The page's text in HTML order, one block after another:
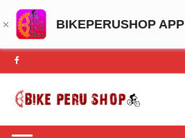
BIKEPERUSHOP APP
Saltar
al
contenido